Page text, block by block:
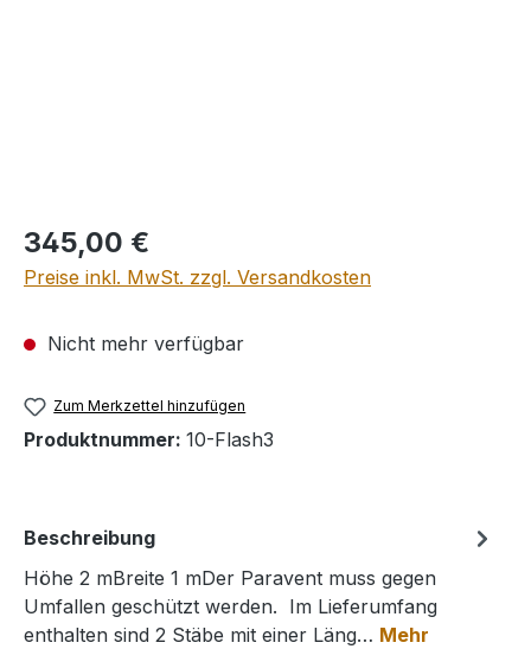
Regulärer Preis:
345,00 €
Preise inkl. MwSt. zzgl. Versandkosten
Nicht mehr verfügbar
Zum Merkzettel hinzufügen
Produktnummer: 10-Flash3
Beschreibung
Höhe 2 mBreite 1 mDer Paravent muss gegen
Umfallen geschützt werden. Im Lieferumfang
enthalten sind 2 Stäbe mit einer Läng… Mehr